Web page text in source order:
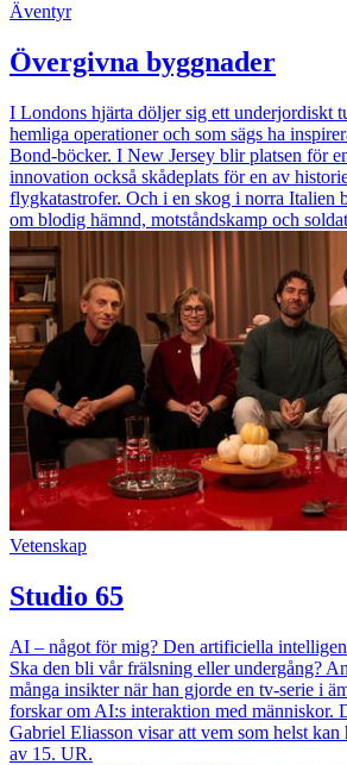
Äventyr
Övergivna byggnader
I Londons hjärta döljer sig ett underjordiskt
hemliga operationer och som sägs ha
Bond-böcker. I New Jersey blir platsen för
innovation också skådeplats för en av
flygkatastrofer. Och i en skog i norra Italien
om blodig hämnd, motståndskamp och
Vetenskap
Studio 65
AI – något för mig? Den artificiella
Ska den bli vår frälsning eller undergång?
många insikter när han gjorde en tv-serie i
forskar om AI:s interaktion med människor.
Gabriel Eliasson visar att vem som helst
av 15. UR.